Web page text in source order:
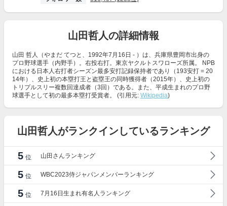
山田哲人の詳細情報
山田 哲人（やまだ てつと、1992年7月16日 - ）は、兵庫県豊岡市出身の
プロ野球選手（内野手）。右投右打。東京ヤクルトスワローズ所属。 NPB
における日本人右打者シーズン最多安打記録保持者であり（193安打 = 20
14年）、史上初の本塁打王と盗塁王の同時獲得者（2015年）、史上初の
トリプルスリー複数回達成者（3回）である。また、平成生まれのプロ野
球選手として初の最多本塁打受賞者。 (引用元: Wikipedia)
山田哲人がランクインしているランキング
5 位 山田さんランキング
5 位 WBC2023侍ジャパンメンバーランキング
5 位 7月16日生まれ有名人ランキング